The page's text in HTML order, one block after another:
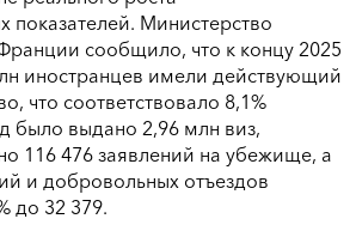
Министерство
сообщило, что к концу 2025
иностранцев имели действующий
что соответствовало 8,1%
было выдано 2,96 млн виз,
116 476 заявлений на убежище, а
и добровольных отъездов
до 32 379.